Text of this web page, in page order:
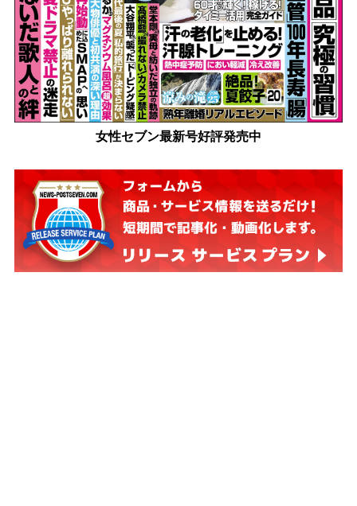
女性セブン最新号好評発売中